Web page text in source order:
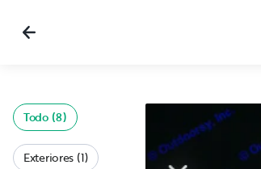
Todo (8)
Exteriores (1)